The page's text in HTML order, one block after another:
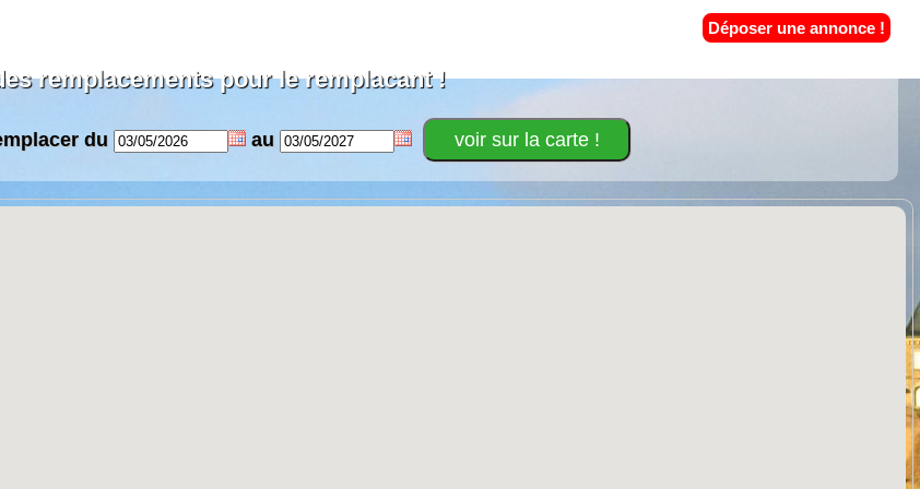
remplacements pour le remplacant !
du au
Déposer une annonce !